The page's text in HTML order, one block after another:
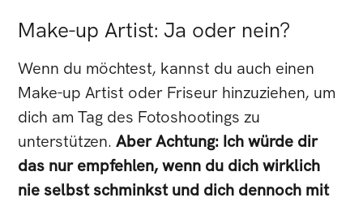
Make-up Artist: Ja oder nein?
Wenn du möchtest, kannst du auch einen
Make-up Artist oder Friseur hinzuziehen, um
dich am Tag des Fotoshootings zu
unterstützen.Aber Achtung: Ich würde dir
das nur empfehlen, wenn du dich wirklich
nie selbst schminkst und dich dennoch mit